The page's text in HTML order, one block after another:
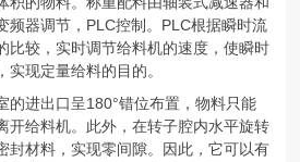
频器调节，PLC控制。PLC根据瞬时流
比较，实时调节给料机的速度，使瞬时
现定量给料的目的。
的进出口呈180°错位布置，物料只能
开给料机。此外，在转子腔内水平旋转
封材料，实现零间隙。因此，它可以有